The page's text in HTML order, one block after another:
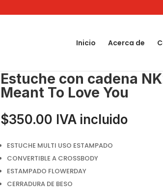
Inicio Acerca de
Estuche con cadena
Meant To Love You
$350.00 IVA incluido
ESTUCHE MULTI USO ESTAMPADO
CONVERTIBLE A CROSSBODY
ESTAMPADO FLOWERDAY
CERRADURA DE BESO